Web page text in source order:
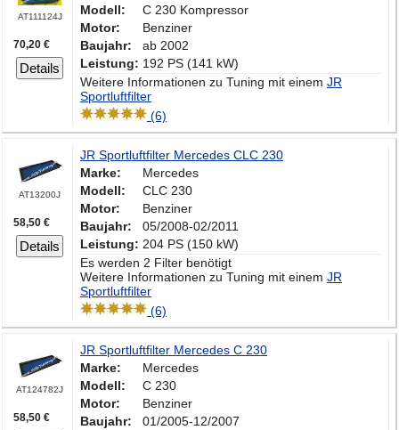
AT111124J
70,20 €
Details
Modell:
C 230 Kompressor
Motor:
Benziner
Baujahr:
ab 2002
Leistung: 192 PS (141 kW)
Weitere Informationen zu Tuning mit einem JR
Sportluftfilter
(6)
AT13200J
58,50 €
Details
JR Sportluftfilter Mercedes CLC 230
Marke:
Mercedes
Modell:
CLC 230
Motor:
Benziner
Baujahr:
05/2008-02/2011
Leistung: 204 PS (150 kW)
Es werden 2 Filter benötigt
Weitere Informationen zu Tuning mit einem JR
Sportluftfilter
(6)
AT124782J
58,50 €
JR Sportluftfilter Mercedes C 230
Marke:
Mercedes
Modell:
C 230
Motor:
Benziner
Baujahr:
01/2005-12/2007